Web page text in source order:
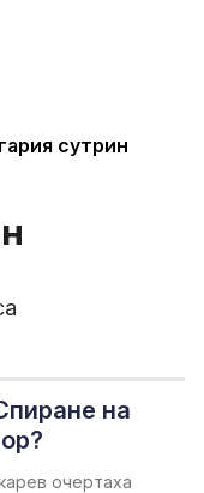
сутрин
на
очертаха